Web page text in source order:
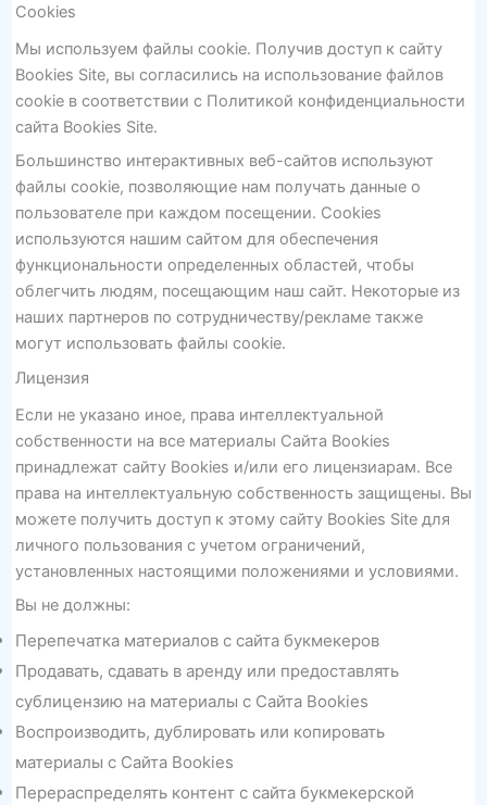
Cookies
Мы используем файлы cookie. Получив доступ к сайту
Bookies Site, вы согласились на использование файлов
cookie в соответствии с Политикой конфиденциальности
сайта Bookies Site.
Большинство интерактивных веб-сайтов используют
файлы cookie, позволяющие нам получать данные о
пользователе при каждом посещении. Cookies
используются нашим сайтом для обеспечения
функциональности определенных областей, чтобы
облегчить людям, посещающим наш сайт. Некоторые из
наших партнеров по сотрудничеству/рекламе также
могут использовать файлы cookie.
Лицензия
Если не указано иное, права интеллектуальной
собственности на все материалы Сайта Bookies
принадлежат сайту Bookies и/или его лицензиарам. Все
права на интеллектуальную собственность защищены. Вы
можете получить доступ к этому сайту Bookies Site для
личного пользования с учетом ограничений,
установленных настоящими положениями и условиями.
Вы не должны:
Перепечатка материалов с сайта букмекеров
Продавать, сдавать в аренду или предоставлять
сублицензию на материалы с Сайта Bookies
Воспроизводить, дублировать или копировать
материалы с Сайта Bookies
Перераспределять контент с сайта букмекерской